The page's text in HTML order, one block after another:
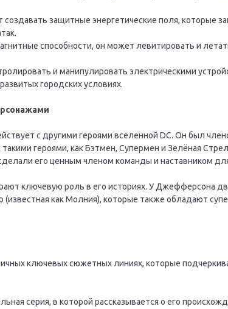
защитные энергетические поля, которые
способности, он может левитировать и
и манипулировать электрическими
городских условиях.
с другими героями вселенной DC. Он был
героями, как Бэтмен, Супермен и Зелёная
его ценным членом команды и наставником
ключевую роль в его историях. У Джефферсона
(известная как Молния), которые также обладают
ключевых сюжетных линиях, которые
серия, в которой рассказывается о его